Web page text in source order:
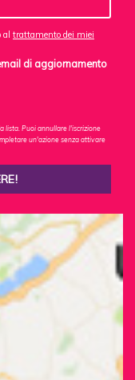
trattamento dei miei
di aggiornamento
lista. Puoi annullare l'iscrizione
un'azione senza attivare